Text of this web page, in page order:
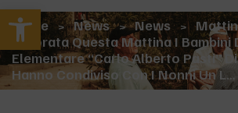
Apri la barra degli strumentiHome > News > News >
Colorata Questa Mattina I Bambini
Elementare “Carlo Alberto Pasti”
Hanno Condiviso Con I Nonni Un L…